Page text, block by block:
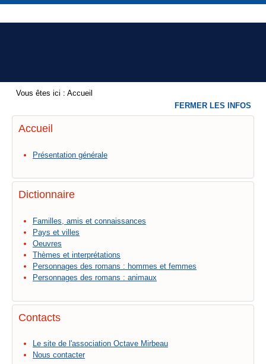
Vous êtes ici : Accueil
Accueil
Présentation générale
Dictionnaire
Familles, amis et connaissances
Pays et villes
Oeuvres
Thèmes et interprétations
Personnages des romans : hommes et femmes
Personnages des romans : animaux
Contacts
Le site de l'association Octave Mirbeau
Nous contacter
FERMER LES INFOS